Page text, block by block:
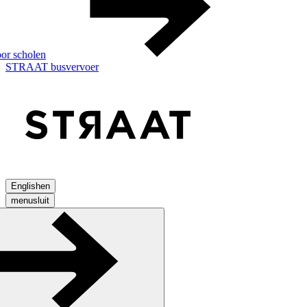
scholen
STRAAT busvervoer
Englishen
menusluit